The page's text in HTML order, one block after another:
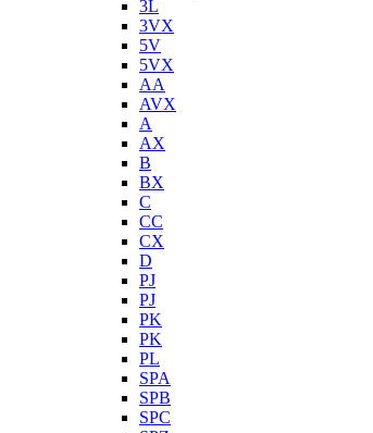
3L
3VX
5V
5VX
AA
AVX
A
AX
B
BX
C
CC
CX
D
PJ
PJ
PK
PK
PL
SPA
SPB
SPC